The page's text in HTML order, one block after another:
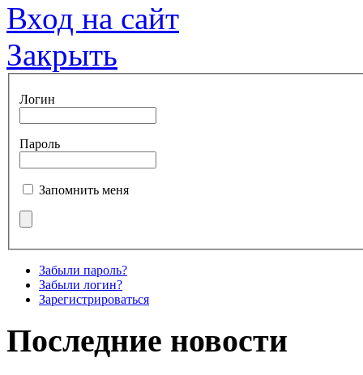
Вход на сайт
Закрыть
Логин
Пароль
Запомнить меня
Забыли пароль?
Забыли логин?
Зарегистрироваться
Последние новости